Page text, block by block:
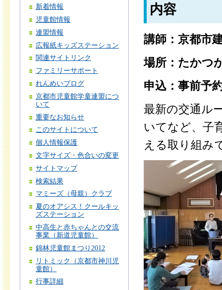
新着情報
児童館情報
連盟情報
広報紙キッズステーション
関連サイトリンク
ファミリーサポート
れんめいブログ
京都市児童館学童連盟につ
いて
重要なお知らせ
このサイトについて
個人情報保護
文字サイズ・色合いの変更
サイトマップ
検索結果
マミーズ（母親）クラブ
夏のオアシス！クールキッ
ズステーション
中高生と赤ちゃんとの交流
事業（新道児童館）
錦林児童館まつり2012
リトミック（京都市神川児
童館）
行事詳細
内容
講師：京都市
場所：たかつ
申込：事前予
最新の交通ル
いてなど、子
える取り組み